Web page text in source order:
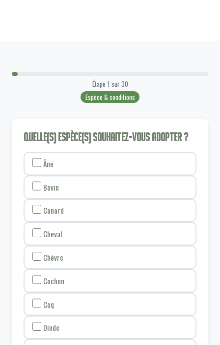
Étape 1 sur30
Espèce & conditions
Quelle(s) espèce(s) souhaitez-vous adopter ?
Âne
Bovin
Canard
Cheval
Chèvre
Cochon
Coq
Dinde